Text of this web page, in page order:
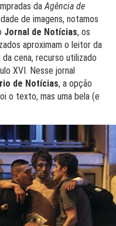
daAgência de
de imagens, notamos
Jornal de Notícias, os
aproximam o leitor da
cena, recurso utilizado
XVI. Nesse jornal
de Notícias, a opção
o texto, mas uma bela (e